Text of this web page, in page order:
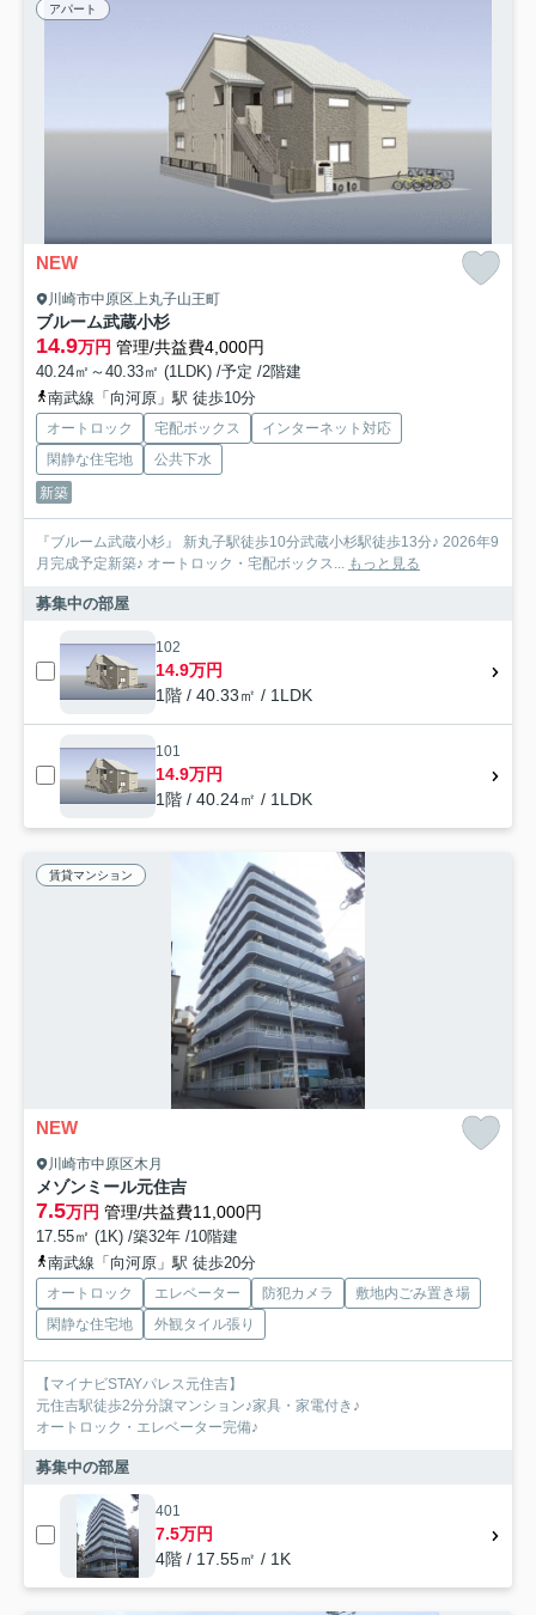
アパート
NEW
川崎市中原区上丸子山王町
ブルーム武蔵小杉
14.9万円 管理/共益費4,000円
40.24㎡～40.33㎡ (1LDK) /予定 /2階建
南武線「向河原」駅 徒歩10分
オートロック 宅配ボックス
インターネット対応
閑静な住宅地
公共下水
新築
『ブルーム武蔵小杉』 新丸子駅徒歩10分武蔵小杉駅徒歩13分♪ 2026年9
月完成予定新築♪ オートロック・宅配ボックス...
もっと見る
募集中の部屋
102
14.9万円
1階 / 40.33㎡ / 1LDK
101
14.9万円
1階 / 40.24㎡ / 1LDK
賃貸マンション
NEW
川崎市中原区木月
メゾンミール元住吉
7.5万円 管理/共益費11,000円
17.55㎡ (1K) /築32年 /10階建
南武線「向河原」駅 徒歩20分
オートロック エレベーター 防犯カメラ
敷地内ごみ置き場
閑静な住宅地
外観タイル張り
【マイナビSTAYパレス元住吉】
元住吉駅徒歩2分分譲マンション♪家具・家電付き♪
オートロック・エレベーター完備♪
募集中の部屋
401
7.5万円
4階 / 17.55㎡ / 1K